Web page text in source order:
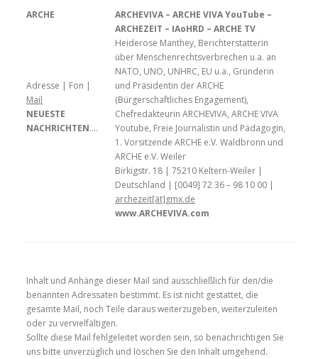
ARCHE
Adresse | Fon |
Mail
NEUESTE
NACHRICHTEN….
ARCHEVIVA – ARCHE VIVA YouTube –
ARCHEZEIT – IAoHRD – ARCHE TV
Heiderose Manthey, Berichterstatterin
über Menschenrechtsverbrechen u.a. an
NATO, UNO, UNHRC, EU u.a., Gründerin
und Präsidentin der ARCHE
(Bürgerschaftliches Engagement),
Chefredakteurin ARCHEVIVA, ARCHE VIVA
Youtube, Freie Journalistin und Pädagogin,
1. Vorsitzende ARCHE e.V. Waldbronn und
ARCHE e.V. Weiler
Birkigstr. 18 | 75210 Keltern-Weiler |
Deutschland | [0049] 72 36 – 98 10 00 |
archezeit[ät]gmx.de
www.ARCHEVIVA.com
Inhalt und Anhänge dieser Mail sind ausschließlich für den/die
benannten Adressaten bestimmt. Es ist nicht gestattet, die
gesamte Mail, noch Teile daraus weiterzugeben, weiterzuleiten
oder zu vervielfältigen.
Sollte diese Mail fehlgeleitet worden sein, so benachrichtigen Sie
uns bitte unverzüglich und löschen Sie den Inhalt umgehend.